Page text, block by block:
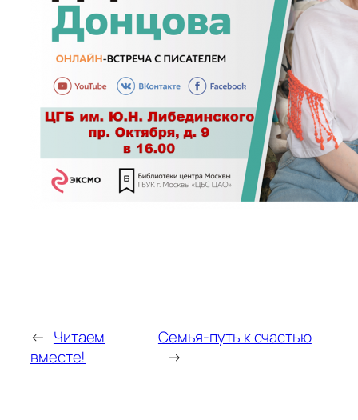
← Читаем
вместе!
Семья-путь к счастью
→